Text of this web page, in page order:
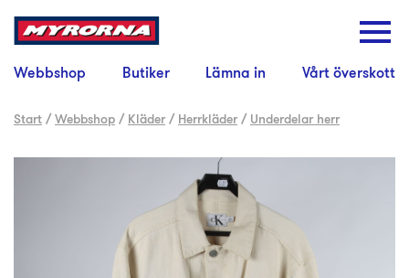
Webbshop Butiker Lämna in Vårt överskott
Start /Webbshop / Kläder / Herrkläder / Underdelar herr